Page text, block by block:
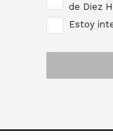
de Diez
Estoy